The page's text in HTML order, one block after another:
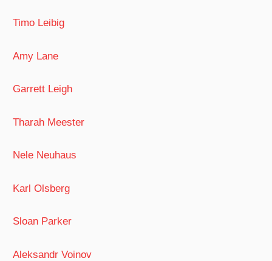
Timo Leibig
Amy Lane
Garrett Leigh
Tharah Meester
Nele Neuhaus
Karl Olsberg
Sloan Parker
Aleksandr Voinov